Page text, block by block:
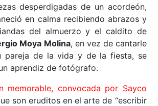
desperdigadas de un acordeón,
en calma recibiendo abrazos y
del almuerzo y el caldito de
Moya Molina, en vez de cantarle
pareja de la vida y de la fiesta, se
aprendiz de fotógrafo.
memorable, convocada por Sayco
son eruditos en el arte de “escribir